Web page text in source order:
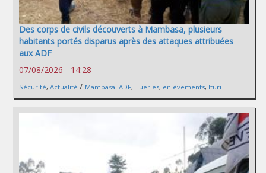
Des corps de civils découverts à Mambasa, plusieurs
habitants portés disparus après des attaques attribuées
aux ADF
07/08/2026 - 14:28
Sécurité, Actualité / Mambasa. ADF, Tueries, enlèvements, Ituri